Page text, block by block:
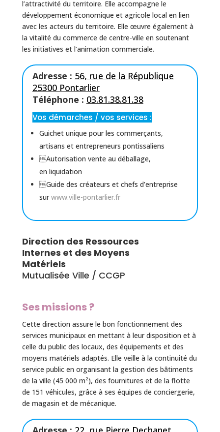
l’attractivité du territoire. Elle accompagne le
développement économique et agricole local en lien
avec les acteurs du territoire. Elle œuvre également à
la vitalité du commerce de centre-ville en soutenant
les initiatives et l’animation commerciale.
Adresse : 56, rue de la République
25300 Pontarlier
Téléphone : 03.81.38.81.38
Vos démarches / vos services :
Guichet unique pour les commerçants,
artisans et entrepreneurs pontissaliens
Autorisation vente au déballage,
en liquidation
Guide des créateurs et chefs d’entreprise
surwww.ville-pontarlier.fr
Direction des Ressources
Internes et des Moyens
Matériels
Mutualisée Ville / CCGP
Ses missions ?
Cette direction assure le bon fonctionnement des
services municipaux en mettant à leur disposition et à
celle du public des locaux, des équipements et des
moyens matériels adaptés. Elle veille à la continuité du
service public en organisant la gestion des bâtiments
de la ville (45 000 m²), des fournitures et de la flotte
de 151 véhicules, grâce à ses équipes de conciergerie,
de magasin et de mécanique.